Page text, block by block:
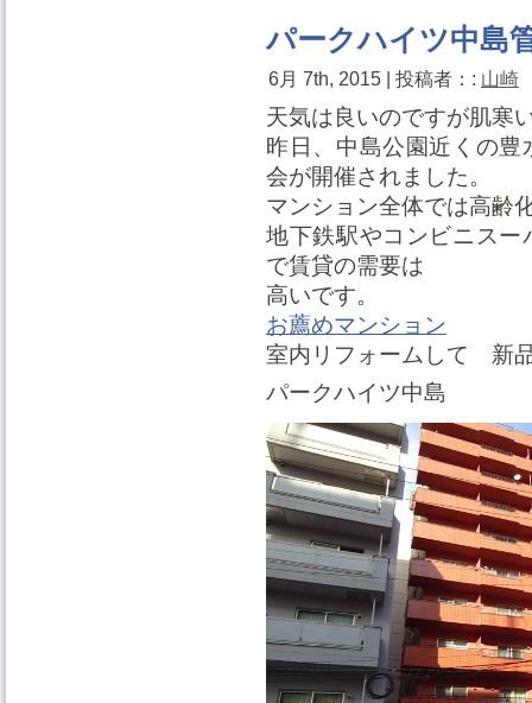
パークハイツ中島
6月 7th, 2015 | 投稿者：: 山崎
天気は良いのですが肌寒
昨日、中島公園近くの
会が開催されました。
マンション全体では高齢
地下鉄駅やコンビニス
で賃貸の需要は
高いです。
お薦めマンション
室内リフォームして 新
パークハイツ中島